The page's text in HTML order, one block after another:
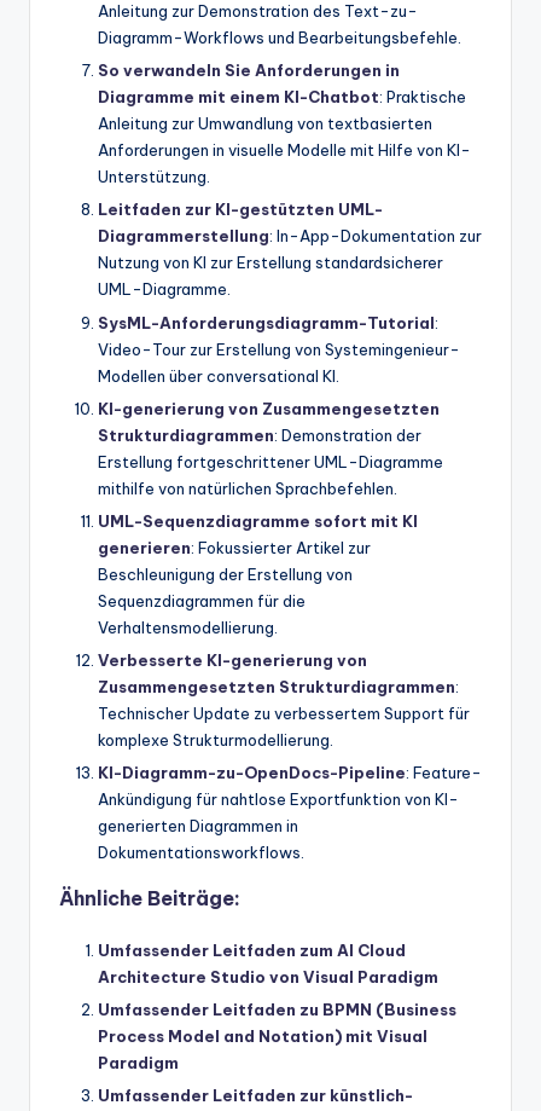
Anleitung zur Demonstration des Text-zu-
Diagramm-Workflows und Bearbeitungsbefehle.
So verwandeln Sie Anforderungen in
Diagramme mit einem KI-Chatbot: Praktische
Anleitung zur Umwandlung von textbasierten
Anforderungen in visuelle Modelle mit Hilfe von KI-
Unterstützung.
Leitfaden zur KI-gestützten UML-
Diagrammerstellung: In-App-Dokumentation zur
Nutzung von KI zur Erstellung standardsicherer
UML-Diagramme.
SysML-Anforderungsdiagramm-Tutorial:
Video-Tour zur Erstellung von Systemingenieur-
Modellen über conversational KI.
KI-generierung von Zusammengesetzten
Strukturdiagrammen: Demonstration der
Erstellung fortgeschrittener UML-Diagramme
mithilfe von natürlichen Sprachbefehlen.
UML-Sequenzdiagramme sofort mit KI
generieren: Fokussierter Artikel zur
Beschleunigung der Erstellung von
Sequenzdiagrammen für die
Verhaltensmodellierung.
Verbesserte KI-generierung von
Zusammengesetzten Strukturdiagrammen:
Technischer Update zu verbessertem Support für
komplexe Strukturmodellierung.
KI-Diagramm-zu-OpenDocs-Pipeline: Feature-
Ankündigung für nahtlose Exportfunktion von KI-
generierten Diagrammen in
Dokumentationsworkflows.
Ähnliche Beiträge:
Umfassender Leitfaden zum AI Cloud
Architecture Studio von Visual Paradigm
Umfassender Leitfaden zu BPMN (Business
Process Model and Notation) mit Visual
Paradigm
Umfassender Leitfaden zur künstlich-